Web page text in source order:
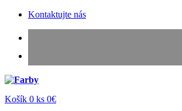
Kontaktujte nás
Košík 0 ks 0€